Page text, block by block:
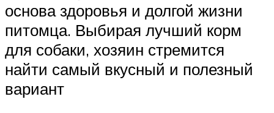
основа здоровья и долгой жизни
питомца. Выбирая лучший корм
для собаки, хозяин стремится
найти самый вкусный и полезный
вариант